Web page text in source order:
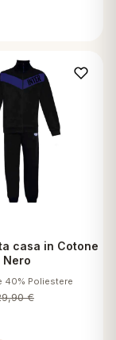
casa in Cotone
Nero
40% Poliestere
€